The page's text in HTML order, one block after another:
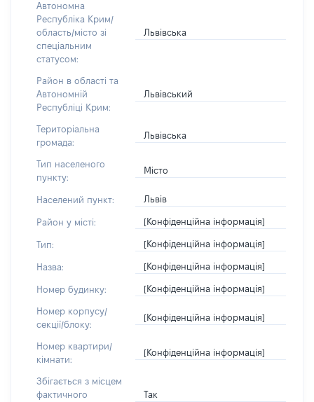
Автономна
Республіка Крим/
область/місто зі
спеціальним
статусом:
Львівська
Район в області та
Автономній
Республіці Крим:
Львівський
Територіальна
громада:
Львівська
Тип населеного
пункту:
Місто
Населений пункт: Львів
Район у місті: [Конфіденційна інформація]
Тип: [Конфіденційна інформація]
Назва: [Конфіденційна інформація]
Номер будинку: [Конфіденційна інформація]
Номер корпусу/
секції/блоку:
[Конфіденційна інформація]
Номер квартири/
кімнати:
[Конфіденційна інформація]
Збігається з місцем
фактичного
Так